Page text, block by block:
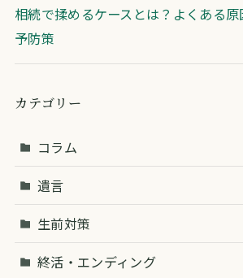
相続で揉めるケースとは？よくある
予防策
カテゴリー
コラム
遺言
生前対策
終活・エンディング